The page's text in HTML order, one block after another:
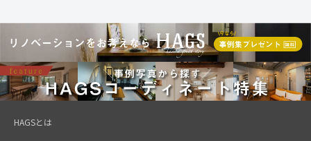
HAGSとは